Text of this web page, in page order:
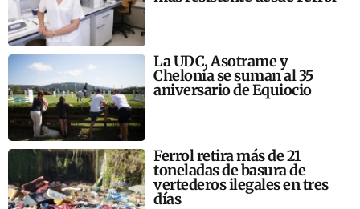
La UDC, Asotrame y
Chelonia se suman al 35
aniversario de Equiocio
Ferrol retira más de 21
toneladas de basura de
vertederos ilegales en tres
días